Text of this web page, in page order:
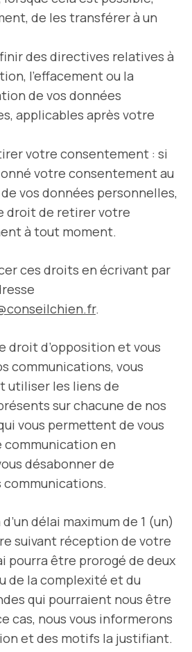
de les transférer à un
des directives relatives à
l’effacement ou la
de vos données
applicables après votre
votre consentement : si
votre consentement au
vos données personnelles,
droit de retirer votre
à tout moment.
ces droits en écrivant par
.
droit d’opposition et vous
communications, vous
utiliser les liens de
sur chacune de nos
vous permettent de vous
communication en
désabonner de
communications.
délai maximum de 1 (un)
suivant réception de votre
pourra être prorogé de deux
de la complexité et du
qui pourraient nous être
cas, nous vous informerons
et des motifs la justifiant.